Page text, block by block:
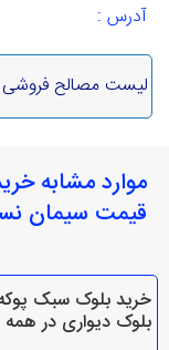
آدرس :
لیست مصالح فروشی
قیمت سیمان
خرید بلوک سبک پوکه
بلوک دیواری در